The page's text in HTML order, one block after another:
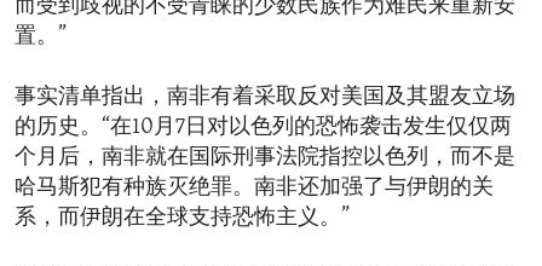
而受到歧视的不受青睐的少数民族作为难民来重新安
置。”
事实清单指出，南非有着采取反对美国及其盟友立场
的历史。“在10月7日对以色列的恐怖袭击发生仅仅两
个月后，南非就在国际刑事法院指控以色列，而不是
哈马斯犯有种族灭绝罪。南非还加强了与伊朗的关
系，而伊朗在全球支持恐怖主义。”